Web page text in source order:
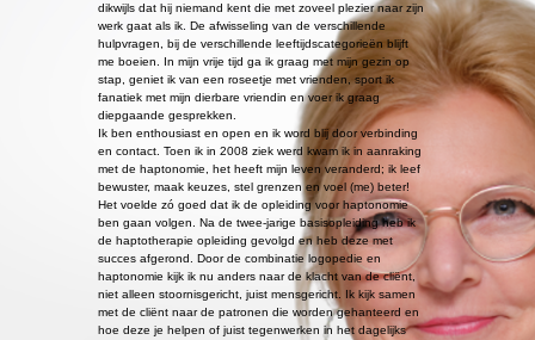
dikwijls dat hij niemand kent die met zoveel plezier naar zijn
werk gaat als ik. De afwisseling van de verschillende
hulpvragen, bij de verschillende leeftijdscategorieën blijft
me boeien. In mijn vrije tijd ga ik graag met mijn gezin op
stap, geniet ik van een roseetje met vrienden, sport ik
fanatiek met mijn dierbare vriendin en voer ik graag
diepgaande gesprekken.
Ik ben enthousiast en open en ik word blij door verbinding
en contact. Toen ik in 2008 ziek werd kwam ik in aanraking
met de haptonomie, het heeft mijn leven veranderd; ik leef
bewuster, maak keuzes, stel grenzen en voel (me) beter!
Het voelde zó goed dat ik de opleiding voor haptonomie
ben gaan volgen. Na de twee-jarige basisopleiding heb ik
de haptotherapie opleiding gevolgd en heb deze met
succes afgerond. Door de combinatie logopedie en
haptonomie kijk ik nu anders naar de klacht van de cliënt,
niet alleen stoornisgericht, juist mensgericht. Ik kijk samen
met de cliënt naar de patronen die worden gehanteerd en
hoe deze je helpen of juist tegenwerken in het dagelijks